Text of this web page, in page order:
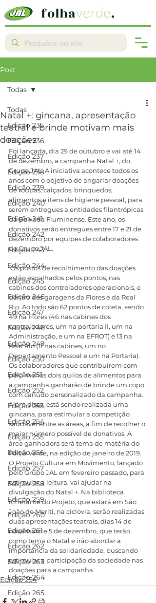
folhaverde.
Post
Todas
Edição 235
Edição 236
Edição 237
Edição 238
Edição 239
Edição 240
Edição 241
Edição 242
Edição 243
Edição 244
Edição 245
Edição 246
Edição 247
Edição 248
Edição 249
Edição 250
Edição 251
Edição 252
Edição 253
Edição 254
Edição 255
Edição 256
Edição 257
Edição 258
Edição 259
Edição 260
Edição 261
Edição 262
Edição 263
Edição 264
Edição 265
Todas
Natal +: gincana, apresentação
teatral e brinde motivam mais
doações
Foi lançada, dia 29 de outubro e vai até 14
de dezembro, a campanha Natal +, do
Grupo JAL. A iniciativa acontece todos os
anos com o objetivo de angariar doações
de roupas, calçados, brinquedos,
alimentos e itens de higiene pessoal, para
serem entregues a entidades filantrópicas
da Baixada Fluminense. Este ano, os
donativos serão entregues entre 17 e 21 de
dezembro por equipes de colaboradores
do Grupo JAL.
Os postos de recolhimento das doações
estão espalhados pelos pontos, nas
cabines dos controladores operacionais, e
dentro das garagens da Flores e da Real
Rio. Ao todo são 62 pontos de coleta, sendo
49 na Flores (46 nas cabines dos
controladores, um na portaria II, um na
Administração, e um na EFROT) e 13 na
Real Rio (11 nas cabines, um no
Departamento Pessoal e um na Portaria).
Os colaboradores que contribuírem com
pelo menos dois quilos de alimentos para
a campanha ganharão de brinde um copo
com canudo personalizado da campanha.
Além disso, está sendo realizada uma
gincana, para estimular a competição
saudável entre as áreas, a fim de recolher o
maior número possível de donativos. A
área ganhadora será tema de matéria do
Folha Verde, na edição de janeiro de 2019.
O Projeto Cultura em Movimento, lançado
pelo Grupo JAL em fevereiro passado, para
estimular a leitura, vai ajudar na
divulgação do Natal +. Na biblioteca
itinerante do Projeto, que estará em São
João de Meriti, na ciclovia, serão realizadas
duas apresentações teatrais, dias 14 de
novembro e 5 de dezembro, que terão
como tema o Natal e irão abordar a
importância da solidariedade, buscando
estimular a participação da sociedade nas
doações para a campanha.
Edição 254